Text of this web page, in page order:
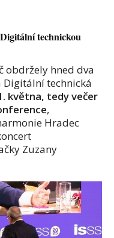
technickou
obdržely hned dva
Digitální technická
května, tedy večer
,
Hradec
Zuzany